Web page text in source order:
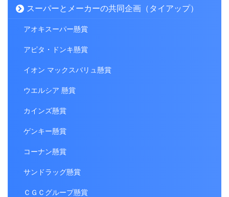
スーパーとメーカーの共同企画（タイアップ）
アオキスーパー懸賞
アピタ・ドンキ懸賞
イオン マックスバリュ懸賞
ウエルシア 懸賞
カインズ懸賞
ゲンキー懸賞
コーナン懸賞
サンドラッグ懸賞
ＣＧＣグループ懸賞